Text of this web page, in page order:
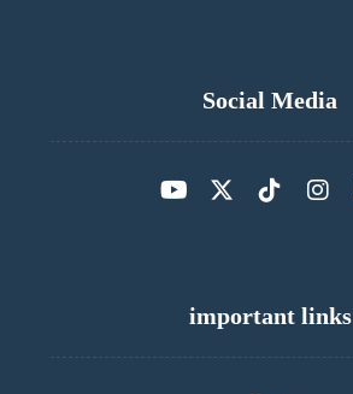
Social Media
important links